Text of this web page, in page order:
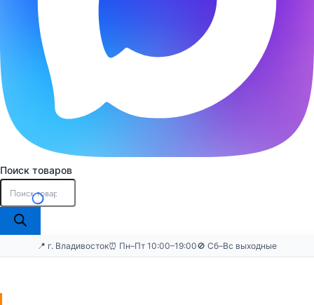
Поиск товаров
📍 г. Владивосток⏰ Пн–Пт 10:00–19:00🚫 Сб–Вс выходные